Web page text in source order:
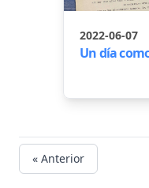
2022-06-07
Un día
« Anterior